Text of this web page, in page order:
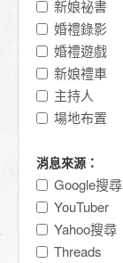
新娘祕書
婚禮錄影
婚禮遊戲
新娘禮車
主持人
場地布置
消息來源：
Google搜尋
YouTuber
Yahoo搜尋
Threads